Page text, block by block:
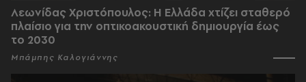
Λεωνίδας Χριστόπουλος: Η Ελλάδα χτίζει σταθερό
πλαίσιο για την οπτικοακουστική δημιουργία έως
το 2030
Μπάμπης Καλογιάννης